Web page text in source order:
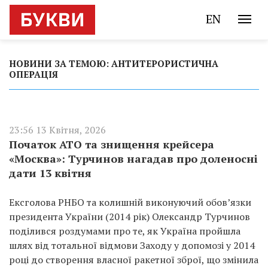
EN
НОВИНИ ЗА ТЕМОЮ: АНТИТЕРОРИСТИЧНА
ОПЕРАЦІЯ
23:56 13 Квітня, 2026
Початок АТО та знищення крейсера
«Москва»: Турчинов нагадав про доленосні
дати 13 квітня
Ексголова РНБО та колишній виконуючий обов’язки
президента України (2014 рік) Олександр Турчинов
поділився роздумами про те, як Україна пройшла
шлях від тотальної відмови Заходу у допомозі у 2014
році до створення власної ракетної зброї, що змінила